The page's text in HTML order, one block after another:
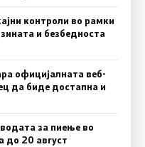
контроли во рамки
и безбедноста
официјалната веб-
да биде достапна и
за пиење во
до 20 август